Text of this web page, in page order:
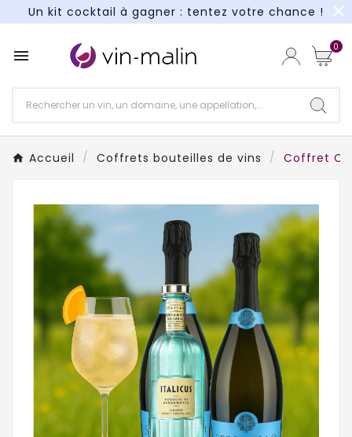
Un kit cocktail à gagner : tentez votre chance !
Un kit cocktail à gagner : tentez votre chance !
close
 0
Accueil Coffrets bouteilles de vins Coffret